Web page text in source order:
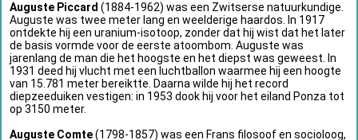
Auguste Piccard (1884-1962) was een Zwitserse natuurkundige.
Auguste was twee meter lang en weelderige haardos. In 1917
ontdekte hij een uranium-isotoop, zonder dat hij wist dat het later
de basis vormde voor de eerste atoombom. Auguste was
jarenlang de man die het hoogste en het diepst was geweest. In
1931 deed hij vlucht met een luchtballon waarmee hij een hoogte
van 15.781 meter bereiktte. Daarna wilde hij het record
diepzeeduiken vestigen: in 1953 dook hij voor het eiland Ponza tot
op 3150 meter.
Auguste Comte(1798-1857) was een Frans filosoof en socioloog,